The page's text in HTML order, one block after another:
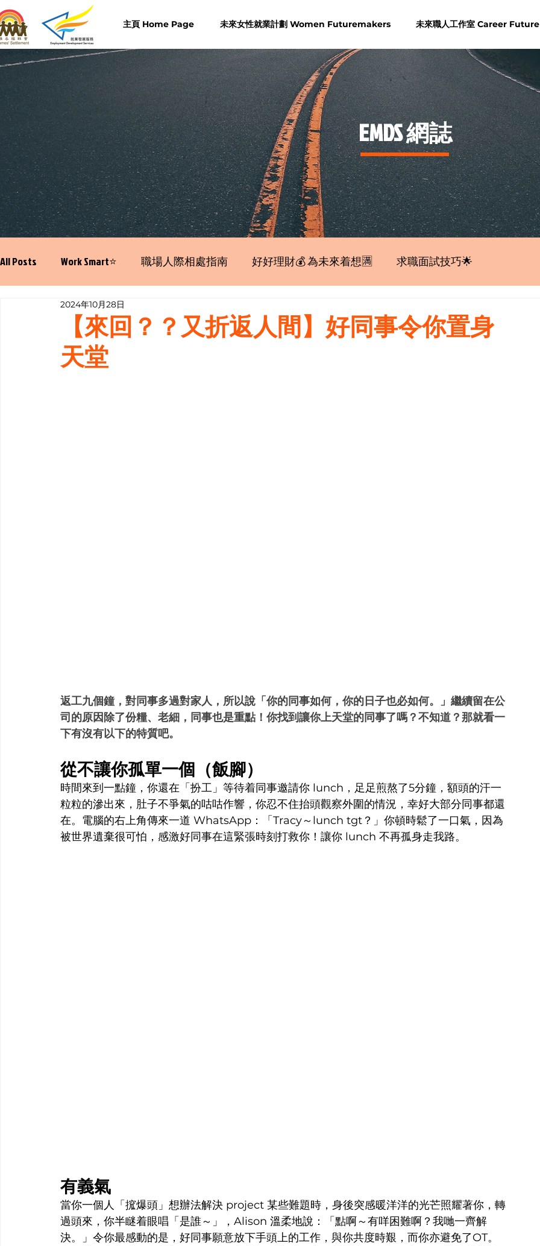
主頁 Home Page 未來女性就業計劃 Women Futuremakers 未來職人工作室 Career Future
​EMDS 網誌
All Posts Work Smart⭐️ 職場人際相處指南 好好理財💰 為未來着想🈵 求職面試技巧🌟
寫履歷表嘅技巧📝【來回？？又折返人間】好同事令你置身
天堂
2024年10月28日
返工九個鐘，對同事多過對家人，所以說「你的同事如何，你的日子也必如何。」繼續留在公
司的原因除了份糧、老細，同事也是重點！你找到讓你上天堂的同事了嗎？不知道？那就看一
下有沒有以下的特質吧。
從不讓你孤單一個（飯腳）
時間來到一點鐘，你還在「扮工」等待着同事邀請你 lunch，足足煎熬了5分鐘，額頭的汗一
粒粒的滲出來，肚子不爭氣的咕咕作響，你忍不住抬頭觀察外圍的情況，幸好大部分同事都還
在。電腦的右上角傳來一道 WhatsApp：「Tracy～lunch tgt？」你頓時鬆了一口氣，因為
被世界遺棄很可怕，感激好同事在這緊張時刻打救你！讓你 lunch 不再孤身走我路。
有義氣
當你一個人「搲爆頭」想辦法解決 project 某些難題時，身後突感暖洋洋的光芒照耀著你，轉
過頭來，你半瞇着眼唱「是誰～」，Alison 溫柔地說：「點啊～有咩困難啊？我哋一齊解
決。」令你最感動的是，好同事願意放下手頭上的工作，與你共度時艱，而你亦避免了OT。